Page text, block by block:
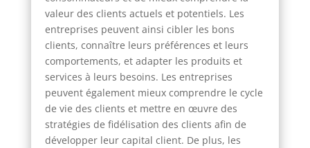
valeur des clients actuels et potentiels. Les
entreprises peuvent ainsi cibler les bons
clients, connaître leurs préférences et leurs
comportements, et adapter les produits et
services à leurs besoins. Les entreprises
peuvent également mieux comprendre le cycle
de vie des clients et mettre en œuvre des
stratégies de fidélisation des clients afin de
développer leur capital client. De plus, les